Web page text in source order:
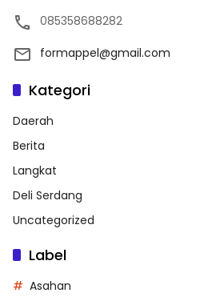
085358688282
formappel@gmail.com
Kategori
Daerah
Berita
Langkat
Deli Serdang
Uncategorized
Label
Asahan